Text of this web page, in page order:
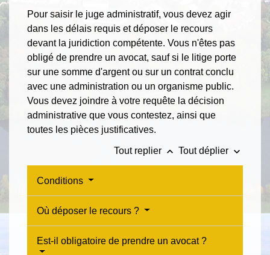
Pour saisir le juge administratif, vous devez agir
dans les délais requis et déposer le recours
devant la juridiction compétente. Vous n'êtes pas
obligé de prendre un avocat, sauf si le litige porte
sur une somme d'argent ou sur un contrat conclu
avec une administration ou un organisme public.
Vous devez joindre à votre requête la décision
administrative que vous contestez, ainsi que
toutes les pièces justificatives.
Tout replier keyboard_arrow_up Tout déplier keyboard_arrow_down
Conditions
Où déposer le recours ?
Est-il obligatoire de prendre un avocat ?